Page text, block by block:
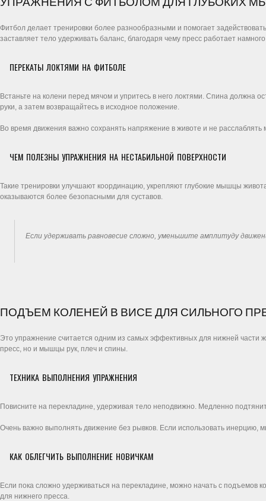
Фитбол делает тренировки более разнообразными и помогает
заставляет тело удерживать баланс, благодаря чему пресс работает
ПЕРЕКАТЫ ЛОКТЯМИ НА ФИТБОЛЕ
Встаньте на колени перед мячом и упритесь в него локтями. Спина должна
руки, а затем возвращайтесь в исходное положение.
Во время движения важно сохранять напряжение в животе и не
ЧЕМ ПОЛЕЗНЫ УПРАЖНЕНИЯ НА НЕСТАБИЛЬНОЙ ПОВЕРХНОСТИ
Такие тренировки улучшают координацию, укрепляют глубокие мышцы
оказываются более безопасными для суставов.
Если удерживать равновесие сложно, уменьшите амплитуду
ПОДЪЕМ КОЛЕНЕЙ В ВИСЕ ДЛЯ СИЛЬНОГО
Это упражнение считается одним из самых эффективных для нижней части
пресс, но и мышцы рук, плеч и спины.
ТЕХНИКА ВЫПОЛНЕНИЯ УПРАЖНЕНИЯ
Повисните на перекладине, удерживая тело неподвижно. Медленно
Очень важно выполнять движение без рывков. Если использовать инерцию,
КАК ОБЛЕГЧИТЬ ВЫПОЛНЕНИЕ НОВИЧКАМ
Если пока сложно удерживаться на перекладине, можно начать с подъемов
для нижнего пресса.